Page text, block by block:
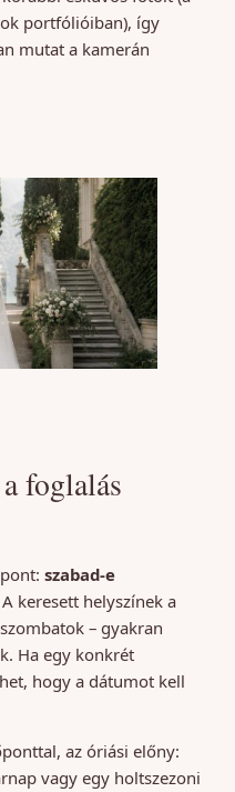
portfólióiban), így
mutat a kamerán
foglalás
szabad-e
A keresett helyszínek a
– gyakran
Ha egy konkrét
hogy a dátumot kell
az óriási előny:
vagy egy holtszezoni